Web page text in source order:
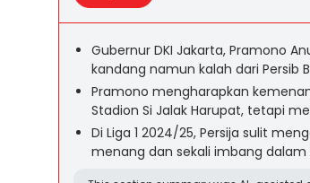
Gubernur DKI Jakarta, Pramono
kandang namun kalah dari Persib
Pramono mengharapkan
Stadion Si Jalak Harupat, tetapi
Di Liga 1 2024/25, Persija sulit
menang dan sekali imbang